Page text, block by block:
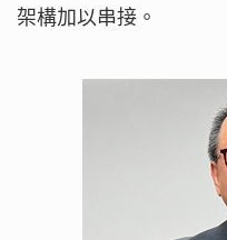
架構加以串接。